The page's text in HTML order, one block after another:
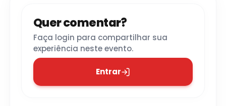
Quer comentar?
Faça login para compartilhar sua
experiência neste evento.
Entrar